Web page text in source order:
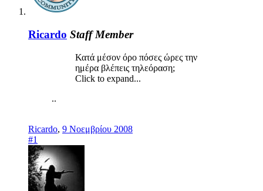
Ricardo Staff Member
Κατά μέσον όρο πόσες ώρες την
ημέρα βλέπεις τηλεόραση;
Click to expand...
..
Ricardo, 9 Νοεμβρίου 2008
#1